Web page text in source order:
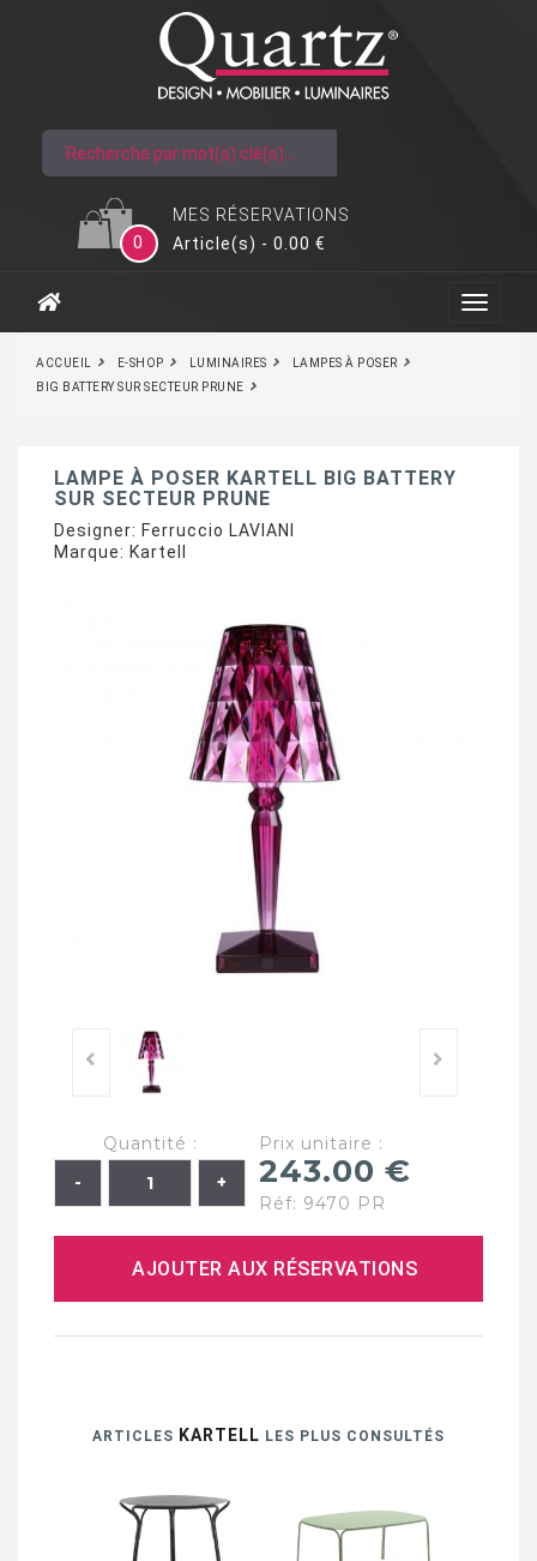
MES RÉSERVATIONS
0
Article(s) - 0.00 €
ACCUEIL E-SHOP LUMINAIRES
LAMPES À POSER
BIG BATTERY SUR SECTEUR PRUNE
LAMPE À POSER KARTELL BIG BATTERY
SUR SECTEUR PRUNE
Designer: Ferruccio LAVIANI
Marque: Kartell
Quantité : Prix unitaire :
243.00 €
Réf: 9470 PR
AJOUTER AUX RÉSERVATIONS
ARTICLES KARTELL LES PLUS CONSULTÉS